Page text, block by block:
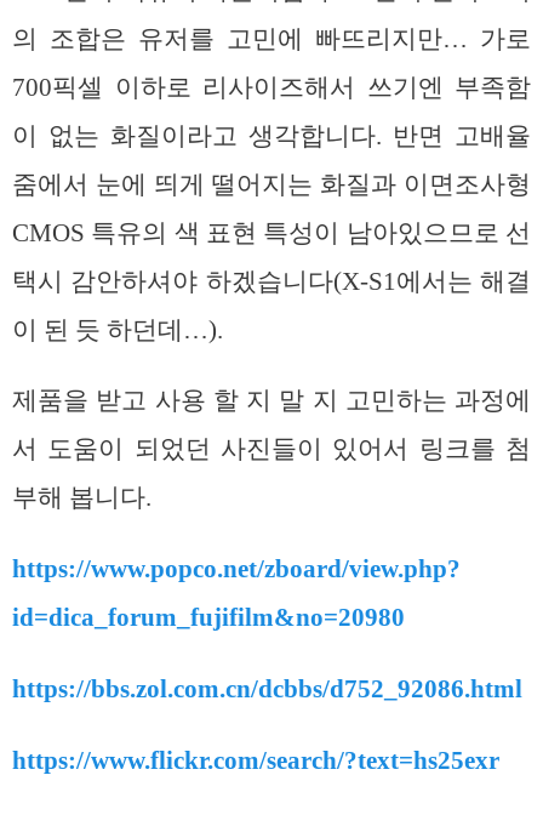
의 조합은 유저를 고민에 빠뜨리지만… 가로
700픽셀 이하로 리사이즈해서 쓰기엔 부족함
이 없는 화질이라고 생각합니다. 반면 고배율
줌에서 눈에 띄게 떨어지는 화질과 이면조사형
CMOS 특유의 색 표현 특성이 남아있으므로 선
택시 감안하셔야 하겠습니다(X-S1에서는 해결
이 된 듯 하던데…).
제품을 받고 사용 할 지 말 지 고민하는 과정에
서 도움이 되었던 사진들이 있어서 링크를 첨
부해 봅니다.
https://www.popco.net/zboard/view.php?
id=dica_forum_fujifilm&no=20980
https://bbs.zol.com.cn/dcbbs/d752_92086.html
https://www.flickr.com/search/?text=hs25exr